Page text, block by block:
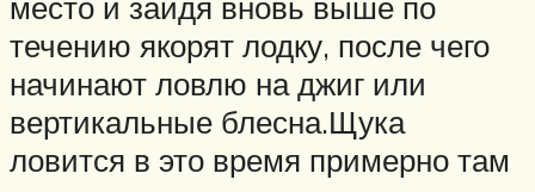
течению якорят лодку, после чего
начинают ловлю на джиг или
вертикальные блесна.Щука
ловится в это время примерно там